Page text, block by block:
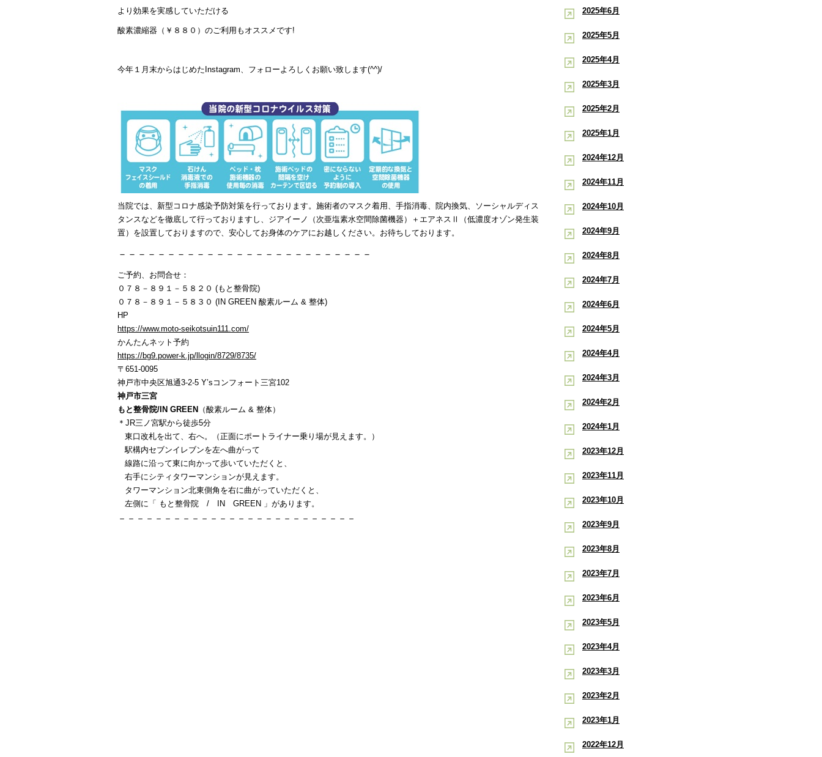
より効果を実感していただける
酸素濃縮器（￥８８０）のご利用もオススメです!
今年１月末からはじめたInstagram、フォローよろしくお願い致します(^^)/
当院では、新型コロナ感染予防対策を行っております。施術者のマスク着用、手指消毒、院内換気、ソーシャルディス
タンスなどを徹底して行っておりますし、ジアイーノ（次亜塩素水空間除菌機器）＋エアネスⅡ（低濃度オゾン発生装
置）を設置しておりますので、安心してお身体のケアにお越しください。お待ちしております。
－－－－－－－－－－－－－－－－－－－－－－－－－－
ご予約、お問合せ：
０７８－８９１－５８２０ (もと整骨院)
０７８－８９１－５８３０ (IN GREEN 酸素ルーム & 整体)
HP
https://www.moto-seikotsuin111.com/
かんたんネット予約
https://bg9.power-k.jp/llogin/8729/8735/
〒651-0095
神戸市中央区旭通3-2-5 Y’sコンフォート三宮102
神戸市三宮
もと整骨院/IN GREEN
（酸素ルーム & 整体）
＊JR三ノ宮駅から徒歩5分
東口改札を出て、右へ。（正面にポートライナー乗り場が見えます。）
駅構内セブンイレブンを左へ曲がって
線路に沿って東に向かって歩いていただくと、
右手にシティタワーマンションが見えます。
タワーマンション北東側角を右に曲がっていただくと、
左側に「 もと整骨院 / IN GREEN 」があります。
－－－－－－－－－－－－－－－－－－－－－－－－－－
2025年6月
2025年5月
2025年4月
2025年3月
2025年2月
2025年1月
2024年12月
2024年11月
2024年10月
2024年9月
2024年8月
2024年7月
2024年6月
2024年5月
2024年4月
2024年3月
2024年2月
2024年1月
2023年12月
2023年11月
2023年10月
2023年9月
2023年8月
2023年7月
2023年6月
2023年5月
2023年4月
2023年3月
2023年2月
2023年1月
2022年12月